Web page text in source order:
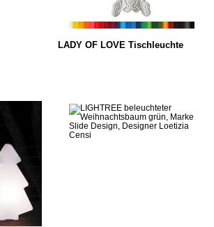
LADY OF LOVE Tischleuchte